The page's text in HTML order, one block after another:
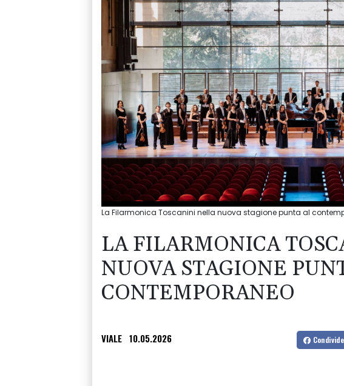
La Filarmonica Toscanini nella nuova stagione punta al
LA FILARMONICA
NUOVA STAGIONE
CONTEMPORANEO
VIALE 10.05.2026